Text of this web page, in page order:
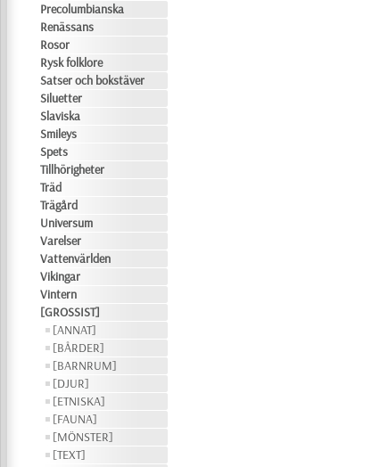
Precolumbianska
Renässans
Rosor
Rysk folklore
Satser och bokstäver
Siluetter
Slaviska
Smileys
Spets
Tillhörigheter
Träd
Trägård
Universum
Varelser
Vattenvärlden
Vikingar
Vintern
[GROSSIST]
[ANNAT]
[BÅRDER]
[BARNRUM]
[DJUR]
[ETNISKA]
[FAUNA]
[MÖNSTER]
[TEXT]